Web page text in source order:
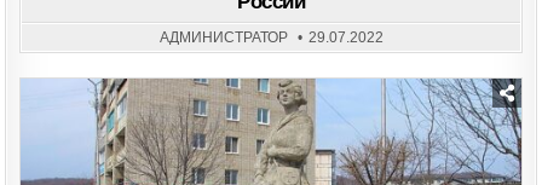
АДМИНИСТРАТОР 29.07.2022
Posted
in